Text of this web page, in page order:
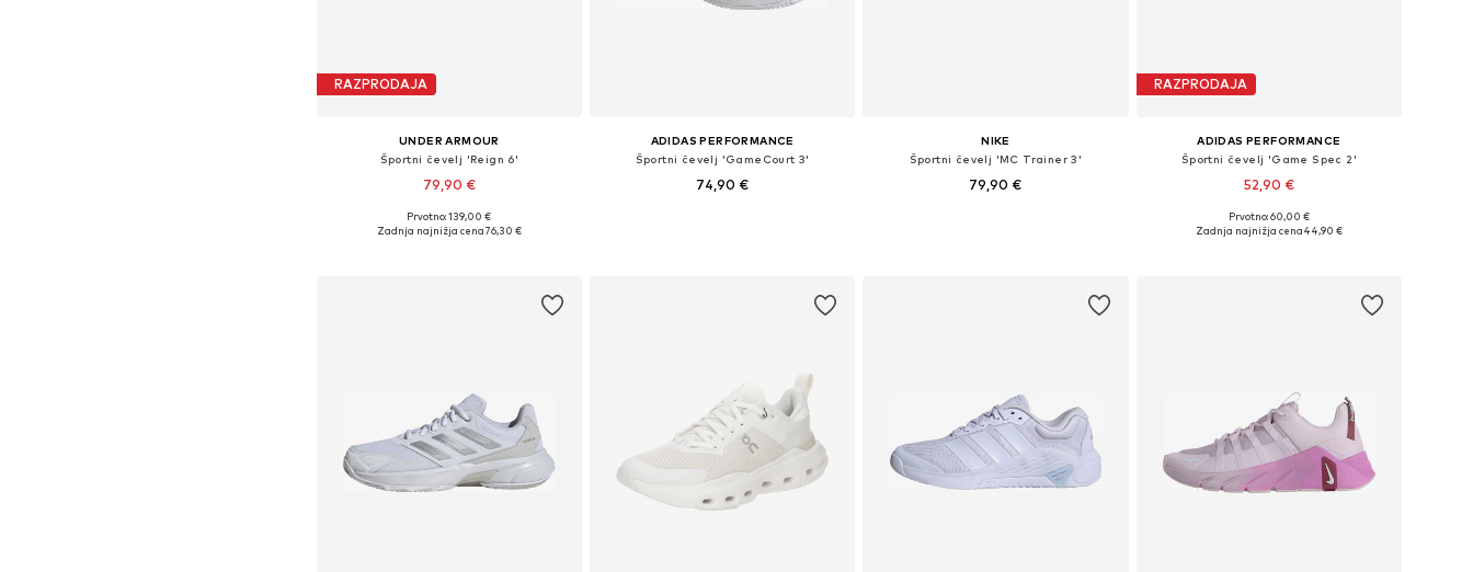
RAZPRODAJA
UNDER ARMOUR
Športni čevelj 'Reign 6'
79,90 €
Na voljo v različnih velikostih
Prvotno: 139,00 €
Zadnja najnižja cena76,30 €
ADIDAS PERFORMANCE
Športni čevelj 'GameCourt 3'
74,90 €
NIKE
Športni čevelj 'MC Trainer 3'
79,90 €
RAZPRODAJA
ADIDAS PERFORMANCE
Športni čevelj 'Game Spec 2'
52,90 €
Na voljo v različnih velikostih
Prvotno: 60,00 €
Zadnja najnižja cena44,90 €